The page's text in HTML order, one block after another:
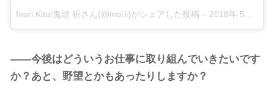
Inori Kito/鬼頭 祈さん(@inorii)がシェアした投稿 – 2018年 5月月28日午前4時06分PDT
――今後はどういうお仕事に取り組んでいきたいです
か？あと、野望とかもあったりしますか？